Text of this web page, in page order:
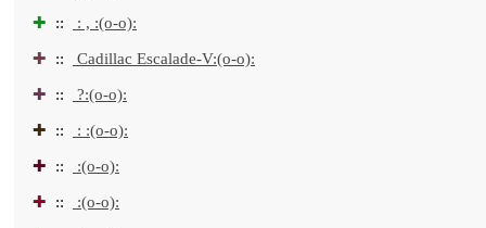
✚ :: : , :(o-o):
✚ :: Cadillac Escalade-V:(o-o):
✚ :: ?:(o-o):
✚ :: : :(o-o):
✚ :: :(o-o):
✚ :: :(o-o):